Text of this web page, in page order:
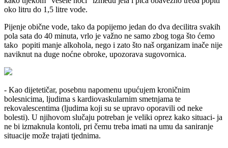
oko litru do 1,5 litre vode.
Pijenje obične vode, tako da popijemo jedan do dva decilitra svakih
pola sata do 40 minuta, vrlo je važno ne samo zbog toga što ćemo
tako popiti manje alkohola, nego i zato što naš organizam inače nije
naviknut na duge noćne obroke, upozorava sugovornica.
- Kao dijetetičar, posebnu napomenu upućujem kroničnim
bolesnicima, ljudima s kardiovaskularnim smetnjama te
rekovalescentima (ljudima koji su se upravo oporavili od neke
bolesti). U njihovom slučaju potreban je veliki oprez kako situaci- ja
ne bi izmaknula kontoli, pri čemu treba imati na umu da saniranje
situacije može trajati tjednima.